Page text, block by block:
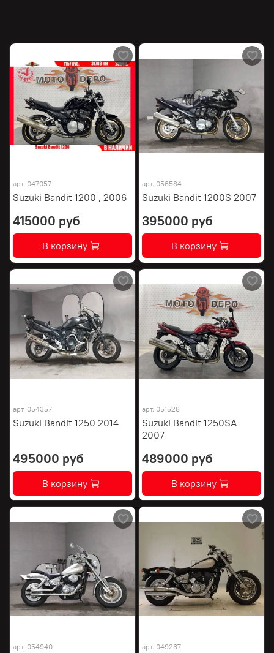
арт. 047057
Suzuki Bandit 1200 , 2006
415000 руб
В корзину
арт. 056584
Suzuki Bandit 1200S 2007
395000 руб
В корзину
арт. 054357
Suzuki Bandit 1250 2014
495000 руб
В корзину
арт. 051528
Suzuki Bandit 1250SA
2007
489000 руб
В корзину
арт. 054940 арт. 049237